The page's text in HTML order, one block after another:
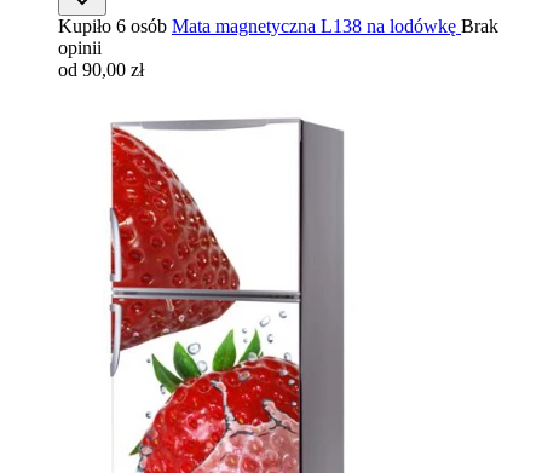
Kupiło 6 osób Mata magnetyczna L138 na lodówkę Brak
opinii
od 90,00 zł